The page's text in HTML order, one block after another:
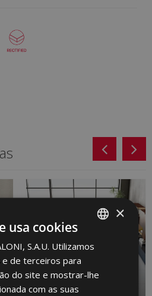
SPANISH
ENGLISH
×
usa cookies
S.A.U. Utilizamos
de terceiros para
do site e mostrar-lhe
com as suas